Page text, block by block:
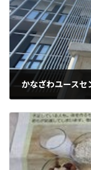
かなざわユースセ